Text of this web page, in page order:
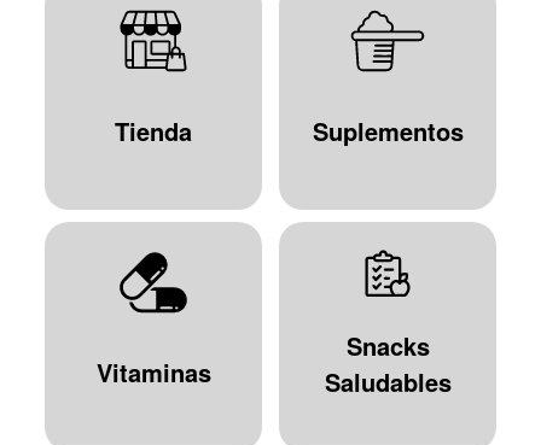
Tienda Suplementos
Vitaminas
Snacks
Saludables